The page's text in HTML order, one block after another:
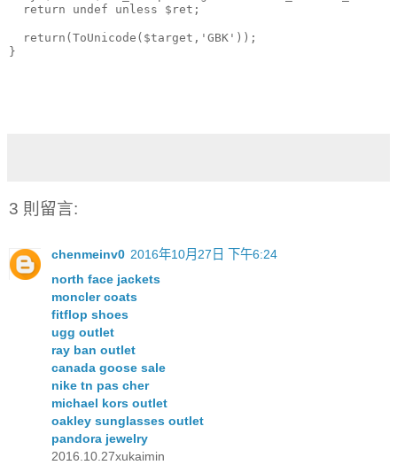
  return undef unless $ret;
  return(ToUnicode($target,'GBK'));
}
3 則留言:
chenmeinv0 2016年10月27日 下午6:24
north face jackets
moncler coats
fitflop shoes
ugg outlet
ray ban outlet
canada goose sale
nike tn pas cher
michael kors outlet
oakley sunglasses outlet
pandora jewelry
2016.10.27xukaimin